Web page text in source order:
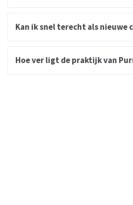
Kan ik snel terecht als nieuwe
Hoe ver ligt de praktijk van